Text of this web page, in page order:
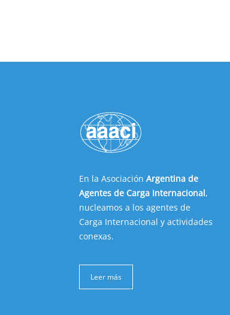
En la Asociación Argentina de
Agentes de Carga Internacional,
nucleamos a los agentes de
Carga Internacional y actividades
conexas.
Leer más